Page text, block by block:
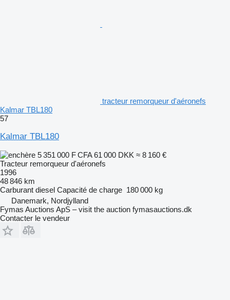
tracteur remorqueur d'aéronefs
Kalmar TBL180
57
Kalmar TBL180
5 351 000 F CFA61 000 DKK ≈ 8 160 €
Tracteur remorqueur d'aéronefs
1996
48 846 km
Carburant diesel Capacité de charge 180 000 kg
Danemark, Nordjylland
Fymas Auctions ApS – visit the auction fymasauctions.dk
Contacter le vendeur